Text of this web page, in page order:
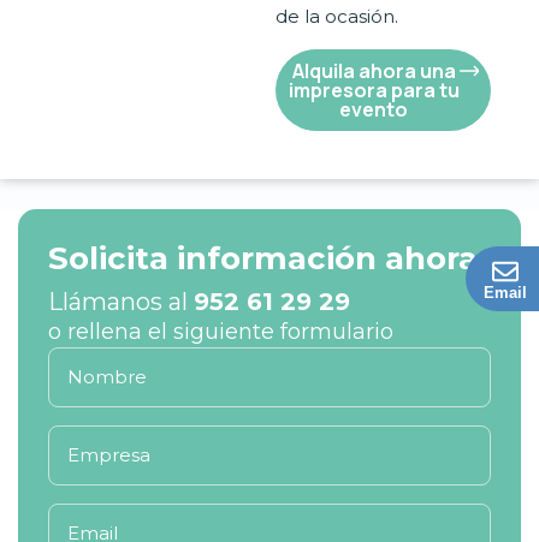
de la ocasión.
Alquila ahora una
impresora para tu
evento
Solicita información ahora
Llámanos al 952 61 29 29
o rellena el siguiente formulario
Email